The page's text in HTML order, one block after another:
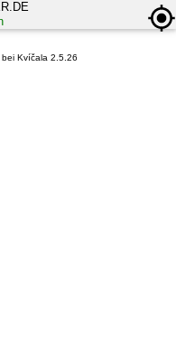
Kvíčala 2.5.26